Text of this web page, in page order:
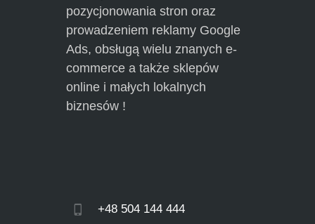
pozycjonowania stron oraz
prowadzeniem reklamy Google
Ads, obsługą wielu znanych e-
commerce a także sklepów
online i małych lokalnych
biznesów !
+48 504 144 444